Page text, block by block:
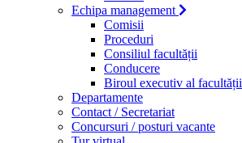
Echipa management
Comisii
Proceduri
Consiliul facultății
Conducere
Biroul executiv al facultății
Departamente
Contact / Secretariat
Concursuri / posturi vacante